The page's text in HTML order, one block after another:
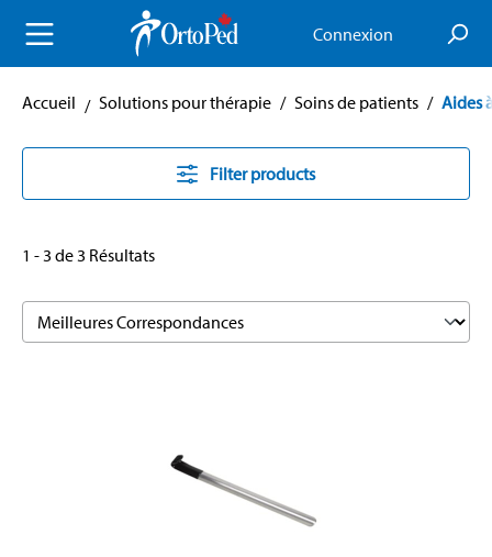
principal Connexion
Accueil Solutions pour thérapie / Soins de patients / Aides
Filter products
1 - 3 de 3 Résultats